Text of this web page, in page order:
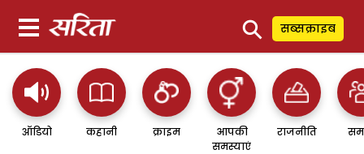
⚲ सब्सक्राइब
ऑडियो कहानी क्राइम
आपकी
समस्याएं
राजनीति